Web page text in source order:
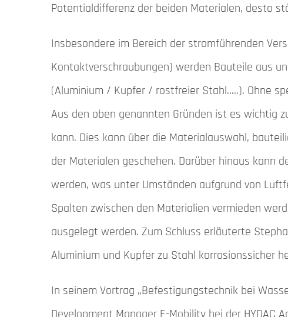
Potentialdifferenz der beiden Materialen, desto
Insbesondere im Bereich der stromführenden
Kontaktverschraubungen) werden Bauteile aus
(Aluminium / Kupfer / rostfreier Stahl…..). Ohne
Aus den oben genannten Gründen ist es wichtig
kann. Dies kann über die Materialauswahl,
der Materialen geschehen. Darüber hinaus kann
werden, was unter Umständen aufgrund von
Spalten zwischen den Materialien vermieden
ausgelegt werden. Zum Schluss erläuterte
Aluminium und Kupfer zu Stahl korrosionssicher
In seinem Vortrag „Befestigungstechnik bei